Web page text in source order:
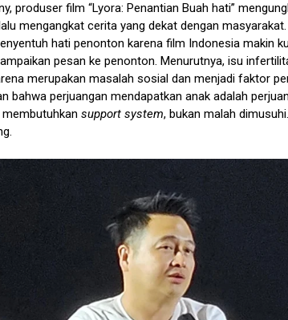
produser film “Lyora: Penantian Buah hati”
mengangkat cerita yang dekat dengan
hati penonton karena film Indonesia makin
pesan ke penonton. Menurutnya, isu
merupakan masalah sosial dan menjadi faktor
bahwa perjuangan mendapatkan anak adalah
support system, bukan malah